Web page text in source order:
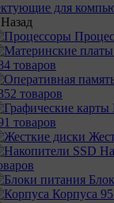
для
Назад
товаров
товаров
товаров
Корпуса